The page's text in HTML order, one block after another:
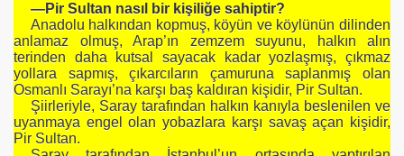
—Pir Sultan nasıl bir kişiliğe sahiptir?
Anadolu halkından kopmuş, köyün ve köylünün dilinden
anlamaz olmuş, Arap’ın zemzem suyunu, halkın alın
terinden daha kutsal sayacak kadar yozlaşmış, çıkmaz
yollara sapmış, çıkarcıların çamuruna saplanmış olan
Osmanlı Sarayı’na karşı baş kaldıran kişidir, Pir Sultan.
Şiirleriyle, Saray tarafından halkın kanıyla beslenilen ve
uyanmaya engel olan yobazlara karşı savaş açan kişidir,
Pir Sultan.